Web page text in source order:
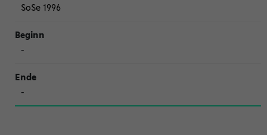
SoSe 1996
-
-